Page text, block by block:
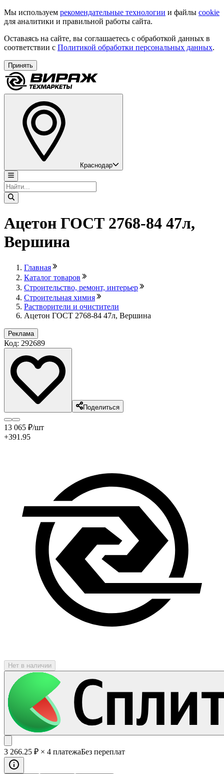
Мы используем рекомендательные технологии и файлы cookie
для аналитики и правильной работы сайта.
Оставаясь на сайте, вы соглашаетесь с обработкой данных в
соответствии с Политикой обработки персональных данных.
Принять
Краснодар
Ацетон ГОСТ 2768-84 47л,
Вершина
Главная
Каталог товаров
Строительство, ремонт, интерьер
Строительная химия
Растворители и очистители
Ацетон ГОСТ 2768-84 47л, Вершина
Реклама
Код: 292689
Поделиться
13 065 ₽/шт
+391.95
Нет в наличии
3 266.25 ₽ × 4 платежаБез переплат